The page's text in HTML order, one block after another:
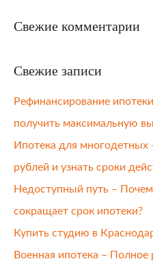
Свежие комментарии
Свежие записи
Рефинансирование
получить максимальную
Ипотека для многодетных
рублей и узнать сроки
Недоступный путь –
сокращает срок ипотеки?
Купить студию в
Военная ипотека – Полное